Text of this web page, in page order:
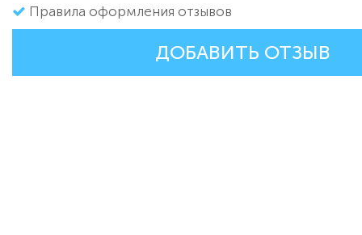
Правила оформления отзывов
ДОБАВИТЬ ОТЗЫВ